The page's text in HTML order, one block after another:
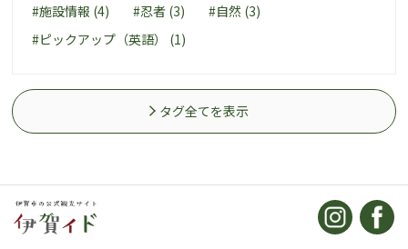
#施設情報 (4)
#忍者 (3)
#自然 (3)
#ピックアップ（英語） (1)
タグ全てを表示